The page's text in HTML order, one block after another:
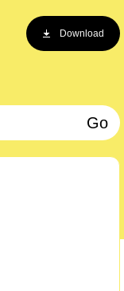
Download
Go